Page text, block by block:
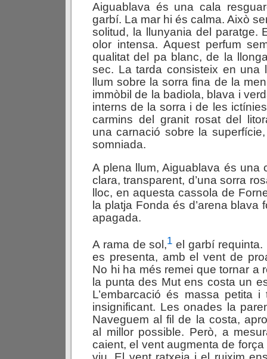
Aiguablava és una cala
garbí. La mar hi és calma. Això
solitud, la llunyania del paratge.
olor intensa. Aquest perfum
qualitat del pa blanc, de la
sec. La tarda consisteix en una
llum sobre la sorra fina de la
immòbil de la badiola, blava i
interns de la sorra i de les
carmins del granit rosat del
una carnació sobre la
somniada.
A plena llum, Aiguablava és una
clara, transparent, d’una sorra
lloc, en aquesta cassola de
la platja Fonda és d’arena blava
apagada.
A rama de sol,1 el garbí requinta.
es presenta, amb el vent de
No hi ha més remei que tornar a
la punta des Mut ens costa un
L’embarcació és massa petita
insignificant. Les onades la
Naveguem al fil de la costa,
al millor possible. Però, a
caient, el vent augmenta de